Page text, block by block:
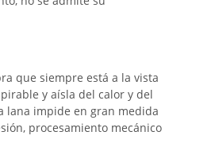
que siempre está a la vista
y aísla del calor y del
lana impide en gran medida
procesamiento mecánico